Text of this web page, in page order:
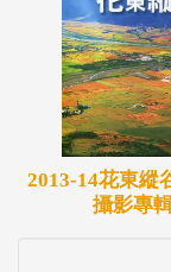
2013-14花東縱
攝影專